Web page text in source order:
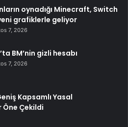
oynadığı Minecraft, Switch
grafiklerle geliyor
7, 2026
BM’nin gizli hesabı
7, 2026
Kapsamlı Yasal
Öne Çekildi